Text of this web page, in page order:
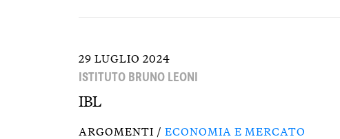
29 LUGLIO 2024
ISTITUTO BRUNO LEONI
IBL
ARGOMENTI / ECONOMIA E MERCATO